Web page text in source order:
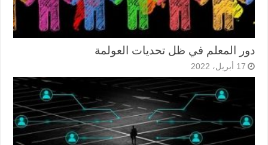
دور المعلم في ظل تحديات العولمة
17 أبريل، 2022